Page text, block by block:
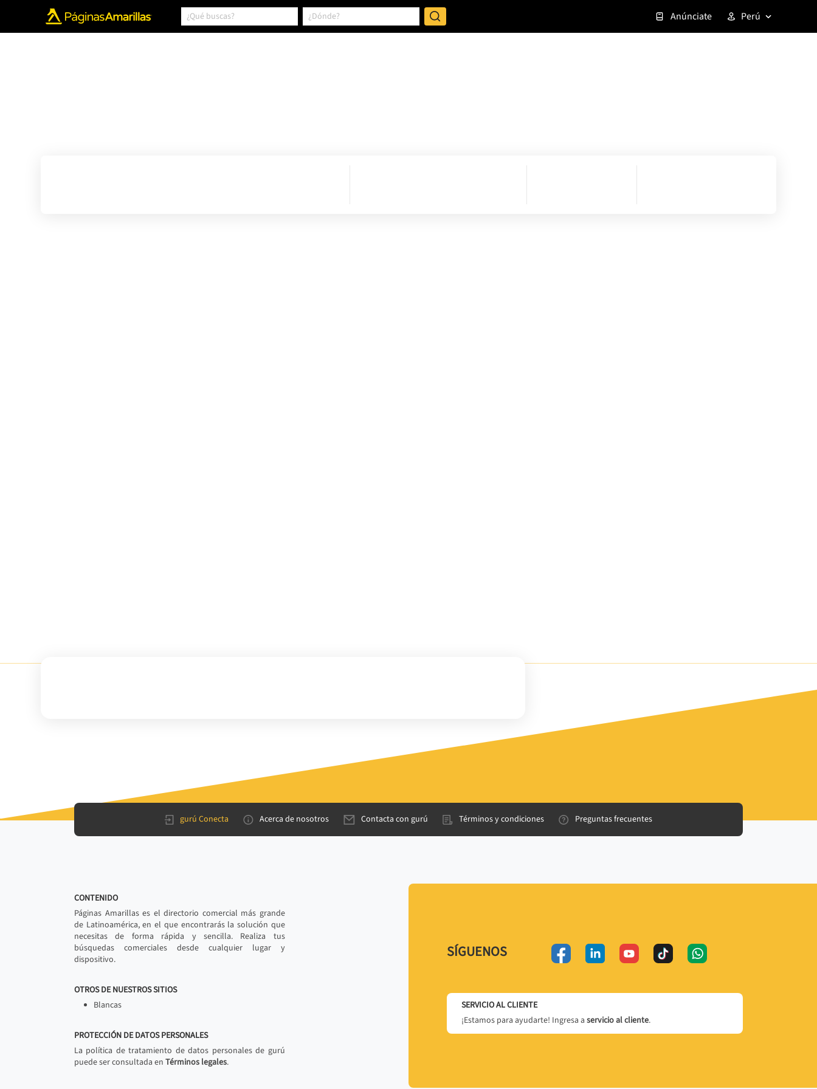
Anúnciate Perú
gurú Conecta Acerca de nosotros Contacta con gurú Términos y condiciones Preguntas frecuentes
CONTENIDO
Páginas Amarillas es el directorio comercial más grande
de Latinoamérica, en el que encontrarás la solución que
necesitas de forma rápida y sencilla. Realiza tus
búsquedas comerciales desde cualquier lugar y
dispositivo.
OTROS DE NUESTROS SITIOS
Blancas
PROTECCIÓN DE DATOS PERSONALES
La política de tratamiento de datos personales de gurú
puede ser consultada en Términos legales.
SÍGUENOS
SERVICIO AL CLIENTE
¡Estamos para ayudarte! Ingresa a servicio al cliente.